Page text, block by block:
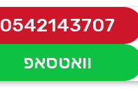
0542143707
וואטסאפ